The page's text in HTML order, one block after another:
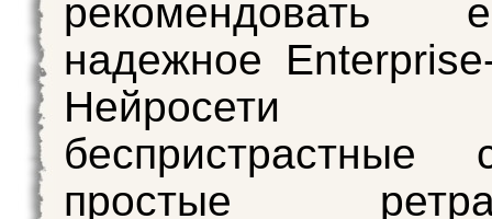
рекомендовать
надежное
простые